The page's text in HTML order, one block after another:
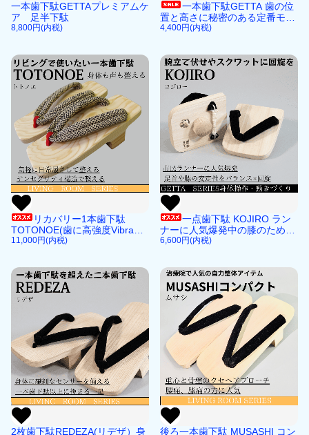
一本歯下駄GETTAプレミアムケ
ア 足半下駄
8,800円(内税)
一本歯下駄GETTA 歯の位
置と高さに秘密のある定番モデ
ル
4,400円(内税)
リカバリー1本歯下駄
TOTONOE(歯に高強度Vibram
ゴムつき）日常外履きにもガン
11,000円(内税)
一点歯下駄 KOJIRO ラン
ナーに人気爆発中の膝のための
下駄
6,600円(内税)
2枚歯下駄REDEZA(リデザ）身
後ろ一本歯下駄 MUSASHI コン